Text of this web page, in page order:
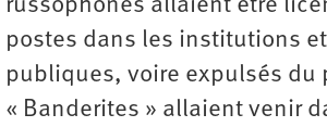
russophones allaient être
postes dans les institutions
publiques, voire expulsés du
« Banderites » allaient venir